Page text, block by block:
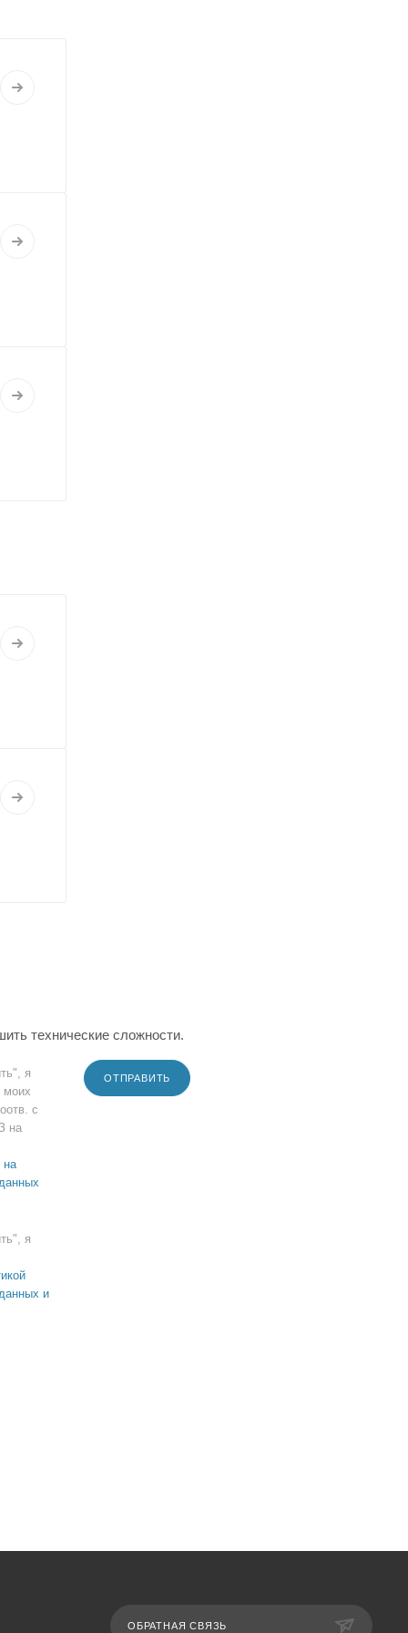
технические сложности.
я
моих
с
на
на
я
и
ОТПРАВИТЬ
ОБРАТНАЯ СВЯЗЬ